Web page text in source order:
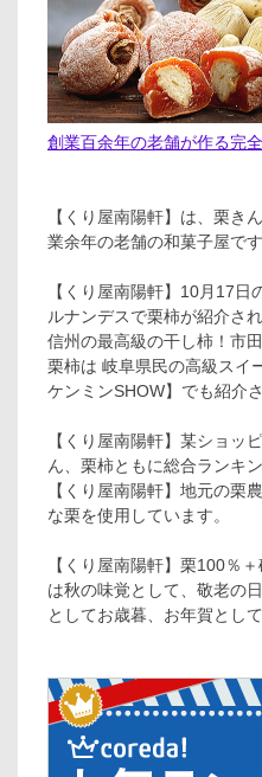
創業百余年の老舗が作る完
【くり屋南陽軒】は、栗き
業余年の老舗の和菓子屋です
【くり屋南陽軒】10月17
ルナンデスで栗柿が紹介され
信州の最高級の干し柿！市
栗柿は 岐阜県民の高級スイ
ケンミンSHOW】でも紹介
【くり屋南陽軒】某ショッ
ん、栗柿ともに総合ランキ
【くり屋南陽軒】地元の栗
な栗を使用しています。
【くり屋南陽軒】栗100％
は秋の味覚として、敬老の
としてお歳暮、お年賀とし